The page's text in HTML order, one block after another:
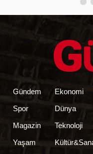
Gündem
Spor
Magazin
Yaşam
Ekonomi
Dünya
Teknoloji